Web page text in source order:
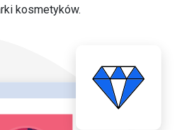
kosmetyków.